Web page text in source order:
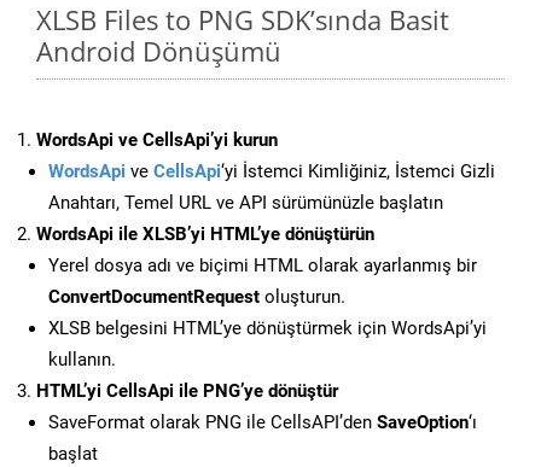
XLSB Files to PNG SDK’sında Basit
Android Dönüşümü
WordsApi ve CellsApi’yi kurun
WordsApi ve CellsApi‘yi İstemci Kimliğiniz, İstemci Gizli
Anahtarı, Temel URL ve API sürümünüzle başlatın
WordsApi ile XLSB’yi HTML’ye dönüştürün
Yerel dosya adı ve biçimi HTML olarak ayarlanmış bir
ConvertDocumentRequest oluşturun.
XLSB belgesini HTML’ye dönüştürmek için WordsApi’yi
kullanın.
HTML’yi CellsApi ile PNG’ye dönüştür
SaveFormat olarak PNG ile CellsAPI’den SaveOption‘ı
başlat